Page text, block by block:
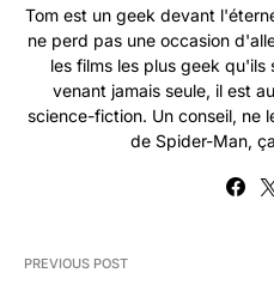
Tom est un geek devant
ne perd pas une occasion
les films les plus geek qu'ils
venant jamais seule, il est
science-fiction. Un conseil, ne
de Spider-Man,
PREVIOUS POST